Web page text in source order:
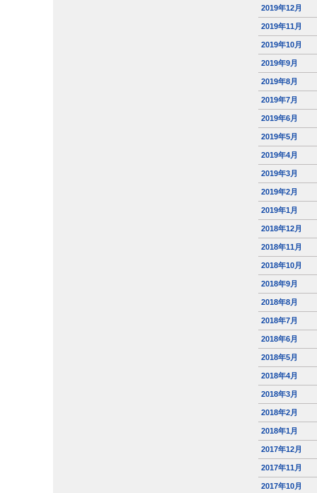
2019年12月
2019年11月
2019年10月
2019年9月
2019年8月
2019年7月
2019年6月
2019年5月
2019年4月
2019年3月
2019年2月
2019年1月
2018年12月
2018年11月
2018年10月
2018年9月
2018年8月
2018年7月
2018年6月
2018年5月
2018年4月
2018年3月
2018年2月
2018年1月
2017年12月
2017年11月
2017年10月